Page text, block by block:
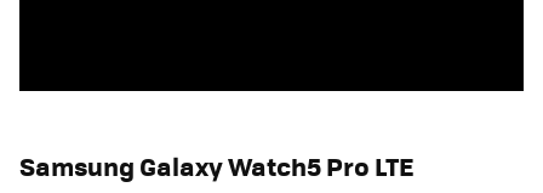
Samsung Galaxy Watch5 Pro LTE